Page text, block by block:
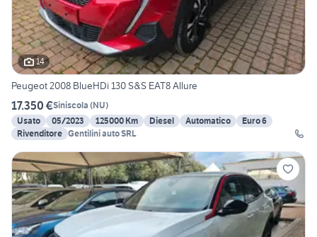
14
Peugeot 2008 BlueHDi 130 S&S EAT8 Allure
17.350 €Siniscola (NU)
Usato
05/2023 125000 Km Diesel Automatico
Euro 6
Rivenditore Gentilini auto SRL